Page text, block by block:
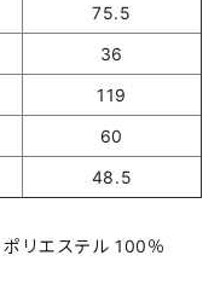
75.5
36
119
60
48.5
ポリエステル 100％